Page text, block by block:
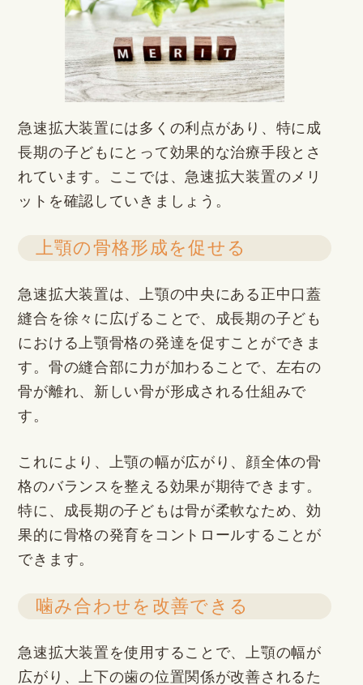
急速拡大装置には多くの利点があり、特に成
長期の子どもにとって効果的な治療手段とさ
れています。ここでは、急速拡大装置のメリ
ットを確認していきましょう。
上顎の骨格形成を促せる
急速拡大装置は、上顎の中央にある正中口蓋
縫合を徐々に広げることで、成長期の子ども
における上顎骨格の発達を促すことができま
す。骨の縫合部に力が加わることで、左右の
骨が離れ、新しい骨が形成される仕組みで
す。
これにより、上顎の幅が広がり、顔全体の骨
格のバランスを整える効果が期待できます。
特に、成長期の子どもは骨が柔軟なため、効
果的に骨格の発育をコントロールすることが
できます。
噛み合わせを改善できる
急速拡大装置を使用することで、上顎の幅が
広がり、上下の歯の位置関係が改善されるた